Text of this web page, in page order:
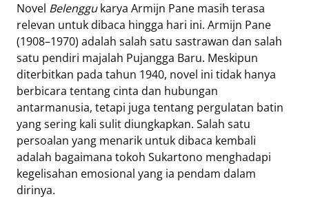
Novel Belenggukarya Armijn Pane masih terasa
relevan untuk dibaca hingga hari ini. Armijn Pane
(1908–1970) adalah salah satu sastrawan dan salah
satu pendiri majalah Pujangga Baru. Meskipun
diterbitkan pada tahun 1940, novel ini tidak hanya
berbicara tentang cinta dan hubungan
antarmanusia, tetapi juga tentang pergulatan batin
yang sering kali sulit diungkapkan. Salah satu
persoalan yang menarik untuk dibaca kembali
adalah bagaimana tokoh Sukartono menghadapi
kegelisahan emosional yang ia pendam dalam
dirinya.